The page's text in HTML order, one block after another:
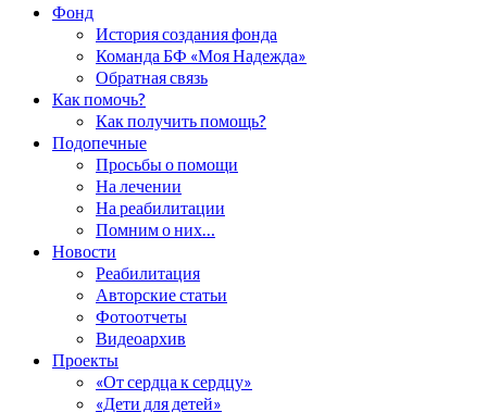
Фонд
История создания фонда
Команда БФ «Моя Надежда»
Обратная связь
Как помочь?
Как получить помощь?
Подопечные
Просьбы о помощи
На лечении
На реабилитации
Помним о них…
Новости
Реабилитация
Авторские статьи
Фотоотчеты
Видеоархив
Проекты
«От сердца к сердцу»
«Дети для детей»